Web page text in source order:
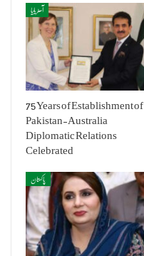
آسٹریلیا
75 Years of Establishment of
Pakistan-Australia
Diplomatic Relations
Celebrated
پاکستان